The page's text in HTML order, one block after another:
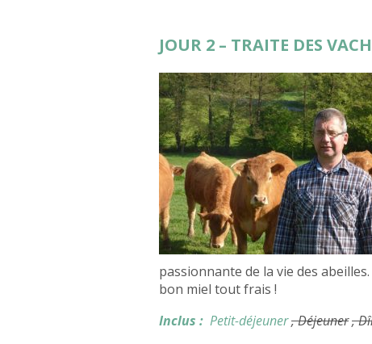
JOUR 2 – TRAITE DES
passionnante de la vie des
bon miel tout frais !
Inclus : Petit-déjeuner, Déjeuner,